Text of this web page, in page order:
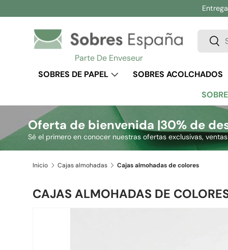
Ir al contenido
Parte De Enveseur
Buscar
SOBRES DE PAPEL
SOBRES ACOLCHADOS
Oferta de bienvenida |30% de
Sé el primero en conocer nuestras ofertas exclusivas,
Inicio Cajas almohadas Cajas almohadas de colores
CAJAS ALMOHADAS DE